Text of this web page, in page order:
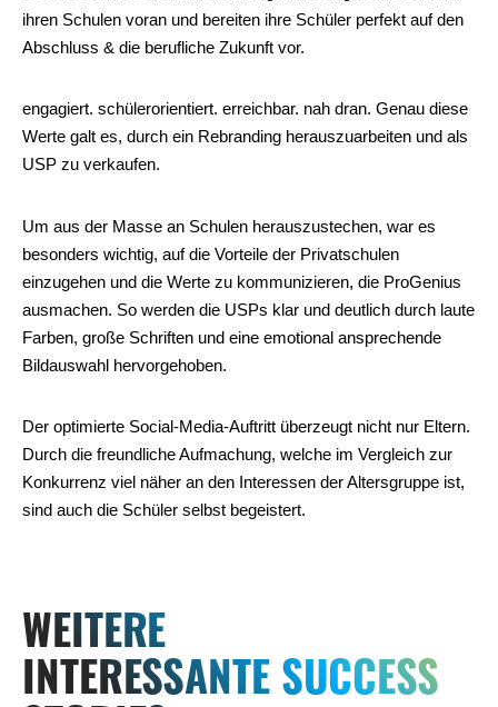
ihren Schulen voran und bereiten ihre Schüler perfekt auf den
Abschluss & die berufliche Zukunft vor.
engagiert. schülerorientiert. erreichbar. nah dran. Genau diese
Werte galt es, durch ein Rebranding herauszuarbeiten und als
USP zu verkaufen.
Um aus der Masse an Schulen herauszustechen, war es
besonders wichtig, auf die Vorteile der Privatschulen
einzugehen und die Werte zu kommunizieren, die ProGenius
ausmachen. So werden die USPs klar und deutlich durch laute
Farben, große Schriften und eine emotional ansprechende
Bildauswahl hervorgehoben.
Der optimierte Social-Media-Auftritt überzeugt nicht nur Eltern.
Durch die freundliche Aufmachung, welche im Vergleich zur
Konkurrenz viel näher an den Interessen der Altersgruppe ist,
sind auch die Schüler selbst begeistert.
WEITERE
INTERESSANTE SUCCESS